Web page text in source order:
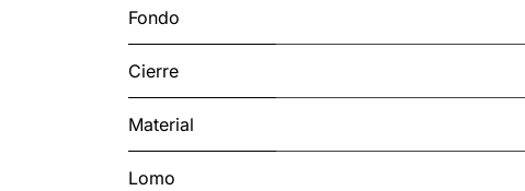
Fondo
Cierre
Material
Lomo